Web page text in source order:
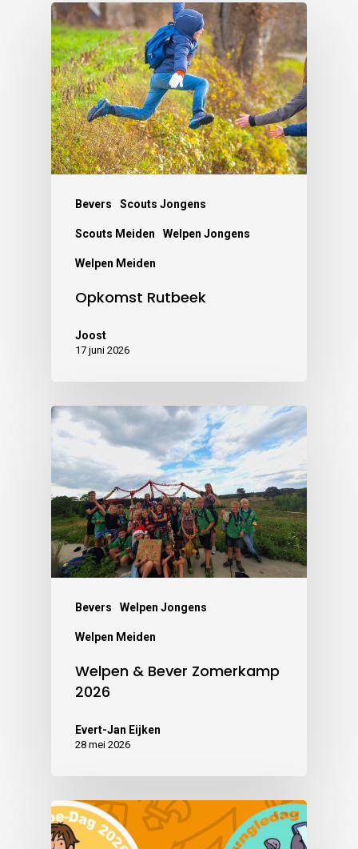
Bevers Scouts Jongens
Scouts Meiden Welpen Jongens
Welpen Meiden
Opkomst Rutbeek
Joost
17 juni 2026
Bevers Welpen Jongens
Welpen Meiden
Welpen & Bever Zomerkamp
2026
Evert-Jan Eijken
28 mei 2026